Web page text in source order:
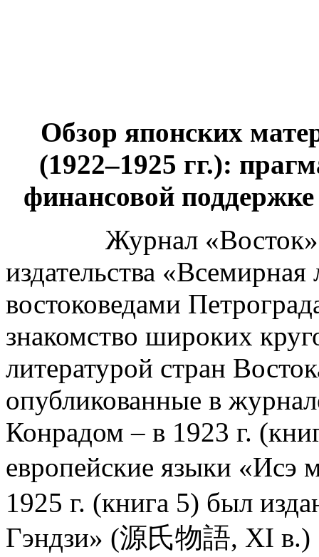
Обзор японских
(1922–1925 гг.):
финансовой
Журнал «Восток»,
издательства
востоковедами
знакомство широких
литературой стран
опубликованные в
Конрадом – в 1923 г.
европейские языки «Исэ
1925 г. (книга 5) был
Гэндзи» (源氏物語, XI